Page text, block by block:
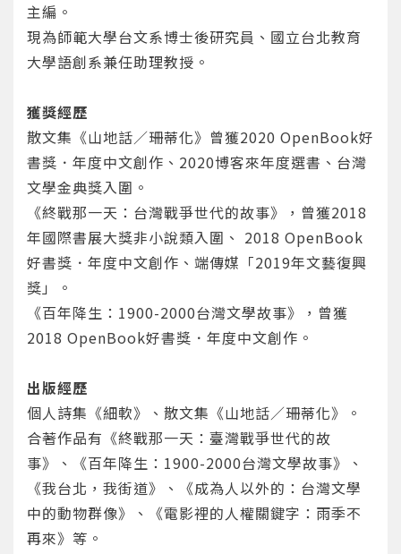
您將收到一封Email，請依照信件中的指示重新登
重設密碼
系統偵測到您的帳號重複登入，
點擊下方「確定」將前一位使用者強制登出。
確定
取消
主編。
現為師範大學台文系博士後研究員、國立台北教育
大學語創系兼任助理教授。
獲獎經歷
散文集《山地話／珊蒂化》曾獲2020 OpenBook好
書獎．年度中文創作、2020博客來年度選書、台灣
文學金典獎入圍。
《終戰那一天：台灣戰爭世代的故事》，曾獲2018
年國際書展大獎非小說類入圍、 2018 OpenBook
好書獎．年度中文創作、端傳媒「2019年文藝復興
獎」。
《百年降生：1900-2000台灣文學故事》，曾獲
2018 OpenBook好書獎．年度中文創作。
出版經歷
個人詩集《細軟》、散文集《山地話／珊蒂化》。
合著作品有《終戰那一天：臺灣戰爭世代的故
事》、《百年降生：1900-2000台灣文學故事》、
《我台北，我街道》、《成為人以外的：台灣文學
中的動物群像》、《電影裡的人權關鍵字：雨季不
再來》等。